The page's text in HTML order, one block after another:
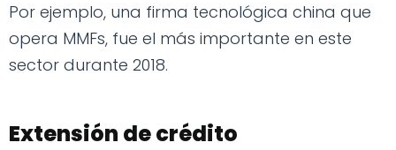
Por ejemplo, una firma tecnológica china que
opera MMFs, fue el más importante en este
sector durante 2018.
Extensión de crédito